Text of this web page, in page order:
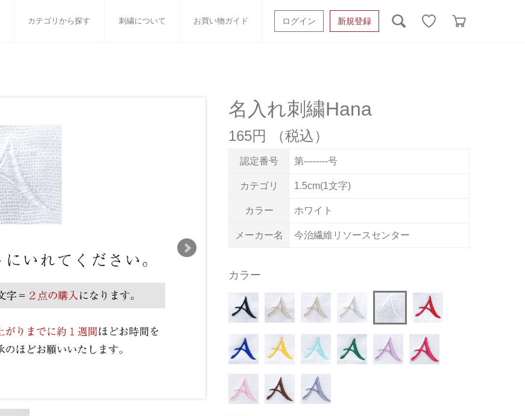
カテゴリから探す 刺繍について お買い物ガイド ログイン 新規登録
オーガニック
衣類
タオル雑貨
名入れ刺繍Hana
165円
認定番号 第--------号
カテゴリ 1.5cm(1文字)
カラー ホワイト
メーカー名 今治繊維リソースセンター
カラー